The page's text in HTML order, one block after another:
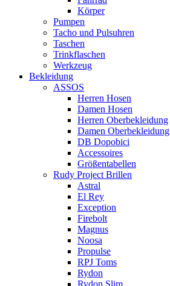
Körper
Pumpen
Tacho und Pulsuhren
Taschen
Trinkflaschen
Werkzeug
Bekleidung
ASSOS
Herren Hosen
Damen Hosen
Herren Oberbekleidung
Damen Oberbekleidung
DB Dopobici
Accessoires
Größentabellen
Rudy Project Brillen
Astral
El Rey
Exception
Firebolt
Magnus
Noosa
Propulse
RPJ Toms
Rydon
Rydon Slim